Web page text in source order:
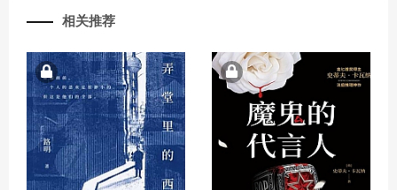
相关推荐